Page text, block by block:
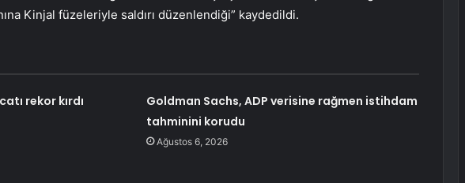
Kinjal füzeleriyle saldırı düzenlendiği” kaydedildi.
rekor kırdı
Goldman Sachs, ADP verisine rağmen istihdam
tahminini korudu
Ağustos 6, 2026